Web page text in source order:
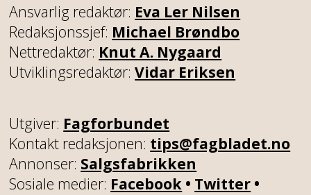
Ansvarlig redaktør: Eva Ler Nilsen
Redaksjonssjef: Michael Brøndbo
Nettredaktør: Knut A. Nygaard
Utviklingsredaktør:Vidar Eriksen
Utgiver: Fagforbundet
Kontakt redaksjonen: tips@fagbladet.no
Annonser: Salgsfabrikken
Sosiale medier: Facebook • Twitter •